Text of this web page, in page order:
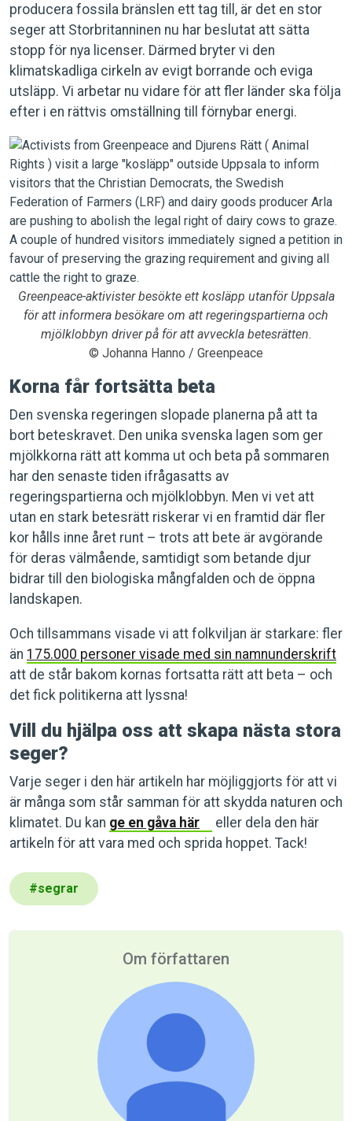
producera fossila bränslen ett tag till, är det en stor
seger att Storbritanninen nu har beslutat att sätta
stopp för nya licenser. Därmed bryter vi den
klimatskadliga cirkeln av evigt borrande och eviga
utsläpp. Vi arbetar nu vidare för att fler länder ska följa
efter i en rättvis omställning till förnybar energi.
Greenpeace-aktivister besökte ett kosläpp utanför Uppsala
för att informera besökare om att regeringspartierna och
mjölklobbyn driver på för att avveckla betesrätten.
© Johanna Hanno / Greenpeace
Korna får fortsätta beta
Den svenska regeringen slopade planerna på att ta
bort beteskravet. Den unika svenska lagen som ger
mjölkkorna rätt att komma ut och beta på sommaren
har den senaste tiden ifrågasatts av
regeringspartierna och mjölklobbyn. Men vi vet att
utan en stark betesrätt riskerar vi en framtid där fler
kor hålls inne året runt – trots att bete är avgörande
för deras välmående, samtidigt som betande djur
bidrar till den biologiska mångfalden och de öppna
landskapen.
Och tillsammans visade vi att folkviljan är starkare: fler
än 175.000 personer visade med sin namnunderskrift
att de står bakom kornas fortsatta rätt att beta – och
det fick politikerna att lyssna!
Vill du hjälpa oss att skapa nästa stora
seger?
Varje seger i den här artikeln har möjliggjorts för att vi
är många som står samman för att skydda naturen och
klimatet. Du kan ge en gåva här
eller dela den här
artikeln för att vara med och sprida hoppet. Tack!
#segrar
Om författaren